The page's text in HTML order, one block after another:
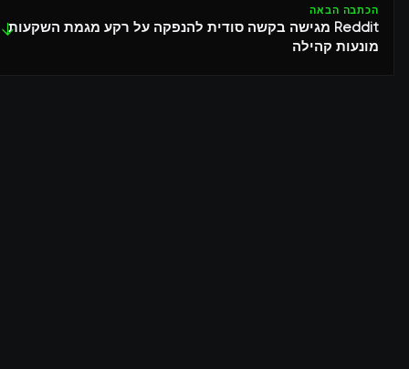
הכתבה הבאה
Reddit מגישה בקשה סודית להנפקה על רקע מגמת השקעות
מונעות קהילה
↓